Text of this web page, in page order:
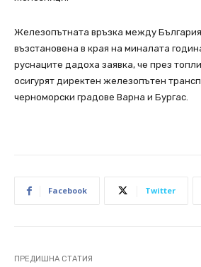
Железопътната връзка между
възстановена в края на миналата
руснаците дадоха заявка, че през
осигурят директен железопътен
черноморски градове Варна и Бургас.
Facebook Twitter
ПРЕДИШНА СТАТИЯ